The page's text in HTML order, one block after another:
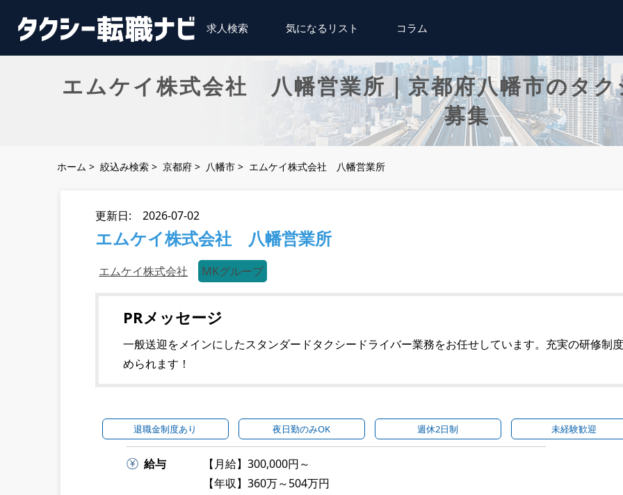
求人検索 気になるリスト コラム
エムケイ株式会社 八幡営業所｜京都府八幡市のタ
募集
ホーム > 絞込み検索 > 京都府 > 八幡市 > エムケイ株式会社 八幡営業所
更新日: 2026-07-02
エムケイ株式会社 八幡営業所
エムケイ株式会社 MKグループ
PRメッセージ
一般送迎をメインにしたスタンダードタクシードライバー業務をお任せしています。充実の研修制
められます！
退職金制度あり 夜日勤のみOK 週休2日制 未経験歓迎
給与
【月給】300,000円～
【年収】360万～504万円